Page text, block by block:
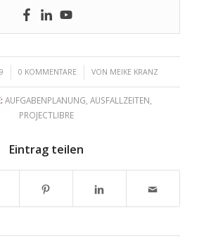
0 KOMMENTARE
/ VON MEIKE KRANZ
AUFGABENPLANUNG,AUSFALLZEITEN,
PROJECTLIBRE
Eintrag teilen